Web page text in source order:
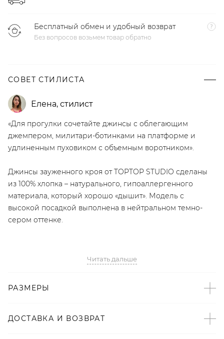
Бесплатный обмен и удобный возврат
Без вопросов возьмем товар обратно
СОВЕТ СТИЛИСТА
Елена, стилист
«Для прогулки сочетайте джинсы с облегающим
джемпером, милитари-ботинками на платформе и
удлиненным пуховиком с объемным воротником».
Джинсы зауженного кроя от TOPTOP STUDIO сделаны
из 100% хлопка – натурального, гипоаллергенного
материала, который хорошо «дышит». Модель с
высокой посадкой выполнена в нейтральном темно-
сером оттенке.
Артикул
Читать дальше
РАЗМЕРЫ
ДОСТАВКА И ВОЗВРАТ